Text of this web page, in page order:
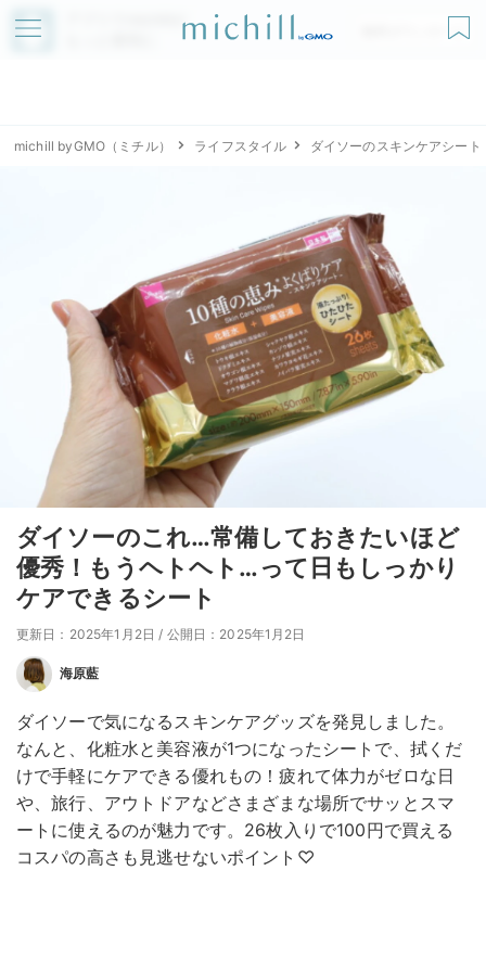
アプリでmichillが
無料ダウンロード
michill byGMO（ミチル） ライフスタイル ダイソーのスキンケアシート
ダイソーのこれ…常備しておきたいほど
優秀！もうヘトヘト…って日もしっかり
ケアできるシート
更新日：2025年1月2日 / 公開日：2025年1月2日
海原藍
ダイソーで気になるスキンケアグッズを発見しました。
なんと、化粧水と美容液が1つになったシートで、拭くだ
けで手軽にケアできる優れもの！疲れて体力がゼロな日
や、旅行、アウトドアなどさまざまな場所でサッとスマ
ートに使えるのが魅力です。26枚入りで100円で買える
コスパの高さも見逃せないポイント♡